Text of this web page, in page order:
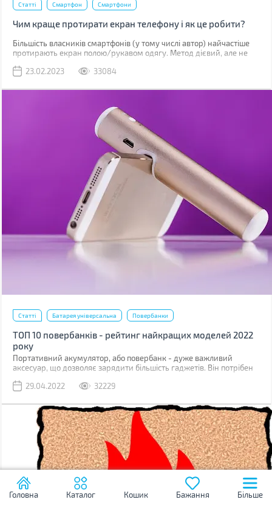
Статті Смартфон Смартфони
Чим краще протирати екран телефону і як це робити?
Більшість власників смартфонів (у тому числі автор) найчастіше
протирають екран полою/рукавом одягу. Метод дієвий, але не
уважно придивитесь до дисплея, скоріше за все побачите
очищення.
23.02.2023 33084
Статті Батарея універсальна Повербанки
ТОП 10 повербанків - рейтинг найкращих моделей 2022
року
Портативний акумулятор, або повербанк - дуже важливий
аксесуар, що дозволяє зарядити більшість гаджетів. Він потрібен
бойових дій. Недаремно волонтери постійно просять
Ми склали рейтинг з 10-ти цікавих моделей, кожну з яких можна
використовувати в різних ситуаціях.
29.04.2022 32229
Головна Каталог Кошик Бажання Більше